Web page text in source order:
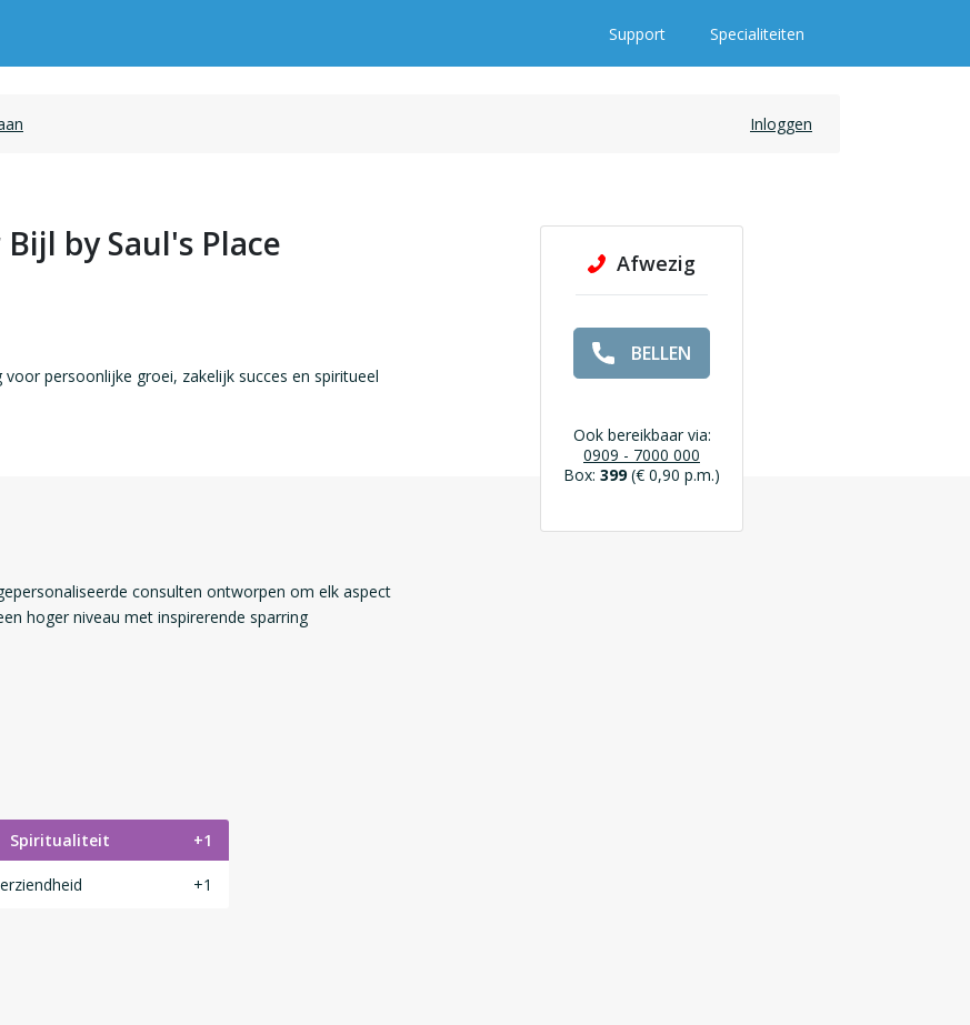
Support Specialiteiten
Inloggen
Afwezig
BELLEN
Ook bereikbaar via:
0909 - 7000 000
Box: 399(€ 0,90 p.m.)
by Saul's Place
voor persoonlijke groei, zakelijk succes en spiritueel
consulten ontworpen om elk aspect
hoger niveau met inspirerende sparring
Spiritualiteit +1
+1